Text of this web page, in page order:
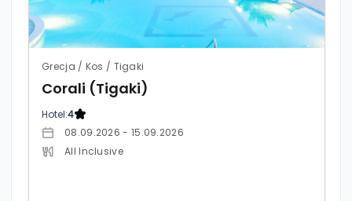
Grecja / Kos / Tigaki
Corali (Tigaki)
Hotel:4
08.09.2026 - 15.09.2026
All Inclusive